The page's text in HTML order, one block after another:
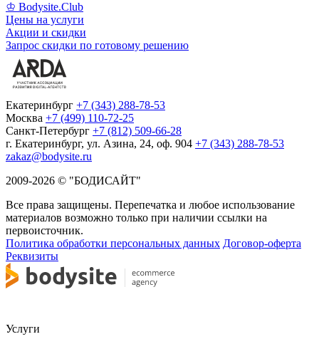
♔ Bodysite.Club
Цены на услуги
Акции и скидки
Запрос скидки по готовому решению
Екатеринбург +7 (343) 288-78-53
Москва +7 (499) 110-72-25
Санкт-Петербург +7 (812) 509-66-28
г. Екатеринбург, ул. Азина, 24, оф. 904 +7 (343) 288-78-53
zakaz@bodysite.ru
2009-2026 © "БОДИСАЙТ"
Все права защищены. Перепечатка и любое использование
материалов возможно только при наличии ссылки на
первоисточник.
Политика обработки персональных данных Договор-оферта
Реквизиты
Услуги